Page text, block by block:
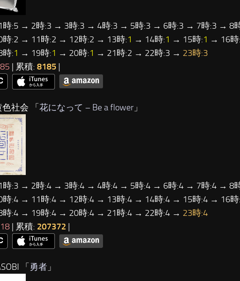
時:5 → 2時:3 → 3時:3 → 4時:3 → 5時:3 → 6時:3 → 7時:3 → 8
時:2 → 11時:2 → 12時:2 → 13時:1 → 14時:1 → 15時:1 → 16時:
:1 → 19時:1 → 20時:1 → 21時:2 → 22時:3 → 23時:3
| 累積: 8185 |
社会 「花になって – Be a flower 」
時:3 → 2時:4 → 3時:4 → 4時:4 → 5時:4 → 6時:4 → 7時:4 → 8
時:4 → 11時:4 → 12時:4 → 13時:4 → 14時:4 → 15時:4 → 16
時:4 → 19時:4 → 20時:4 → 21時:4 → 22時:4 → 23時:4
| 累積: 207372 |
「 勇者 」